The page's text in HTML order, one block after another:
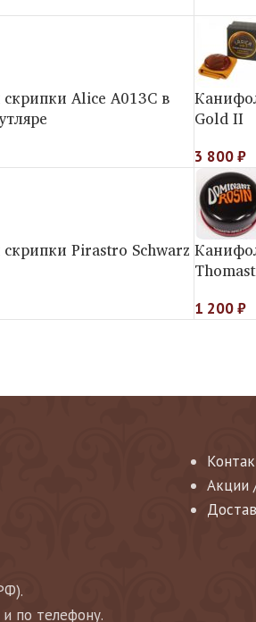
Alice А013С в
Gold II
3 800₽
Pirastro Schwarz
1 200₽
Акции
по телефону.